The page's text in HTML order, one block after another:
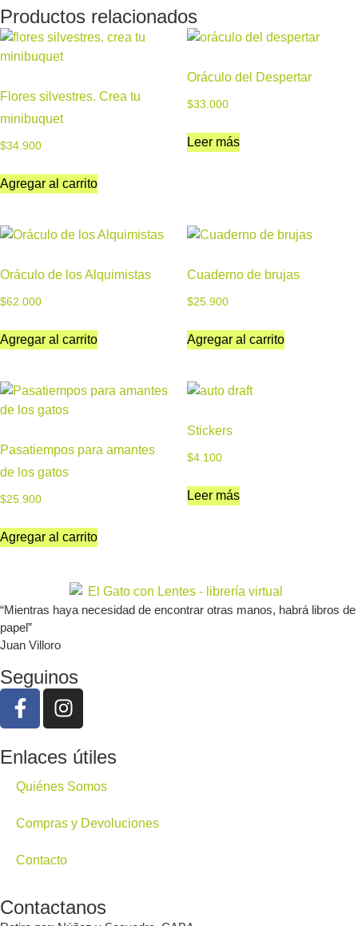
Productos relacionados
Flores silvestres. Crea tu
minibuquet
$34.900
Agregar al carrito
Oráculo del Despertar
$33.000
Leer más
Oráculo de los Alquimistas
$62.000
Agregar al carrito
Cuaderno de brujas
$25.900
Agregar al carrito
Pasatiempos para amantes
de los gatos
$25.900
Agregar al carrito
Stickers
$4.100
Leer más
“Mientras haya necesidad de encontrar otras manos, habrá libros de
papel”
Juan Villoro
Seguinos
Enlaces útiles
Quiénes Somos
Compras y Devoluciones
Contacto
Contactanos